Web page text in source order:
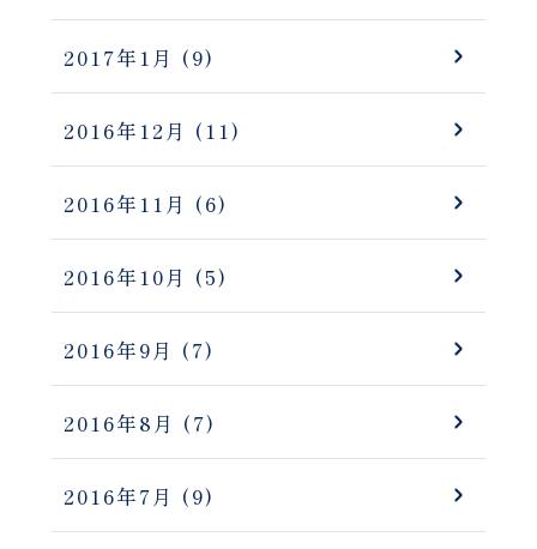
2017年1月 (9)
2016年12月 (11)
2016年11月 (6)
2016年10月 (5)
2016年9月 (7)
2016年8月 (7)
2016年7月 (9)